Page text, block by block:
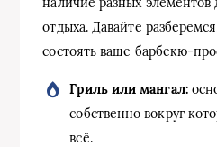
отдыха. Давайте
состоять ваше барбекю-
Гриль или мангал:
собственно вокруг
всё.